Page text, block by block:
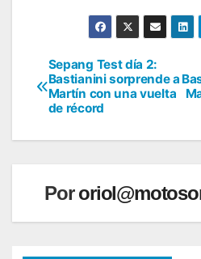
Navegación
de
entradas
Sepang Test día 2:
Bastianini sorprende a
Martín con una vuelta
de récord
Por